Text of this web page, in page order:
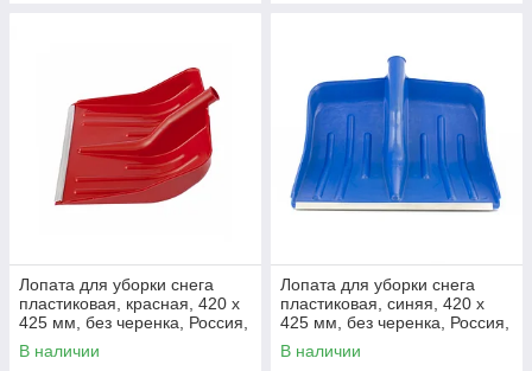
Лопата для уборки снега
пластиковая, красная, 420 х
425 мм, без черенка, Россия,
Сибртех
В наличии
Лопата для уборки снега
пластиковая, синяя, 420 х
425 мм, без черенка, Россия,
Сибртех
В наличии